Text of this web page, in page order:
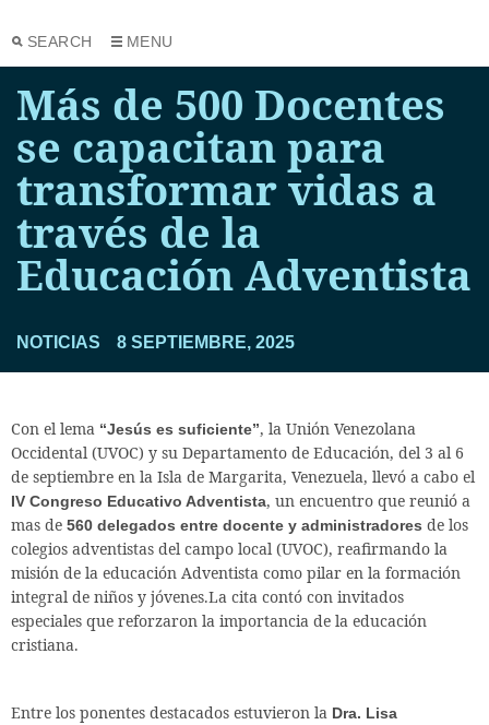
SEARCH MENU
Más de 500 Docentes
se capacitan para
transformar vidas a
través de la
Educación Adventista
NOTICIAS 8 SEPTIEMBRE, 2025
Con el lema “Jesús es suficiente”, la Unión Venezolana
Occidental (UVOC) y su Departamento de Educación, del 3 al 6
de septiembre en la Isla de Margarita, Venezuela, llevó a cabo el
IV Congreso Educativo Adventista, un encuentro que reunió a
mas de 560 delegados entre docente y administradores de los
colegios adventistas del campo local (UVOC), reafirmando la
misión de la educación Adventista como pilar en la formación
integral de niños y jóvenes.La cita contó con invitados
especiales que reforzaron la importancia de la educación
cristiana.
Entre los ponentes destacados estuvieron la Dra. Lisa